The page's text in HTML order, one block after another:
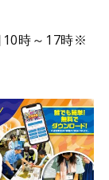
10時～ 17時※